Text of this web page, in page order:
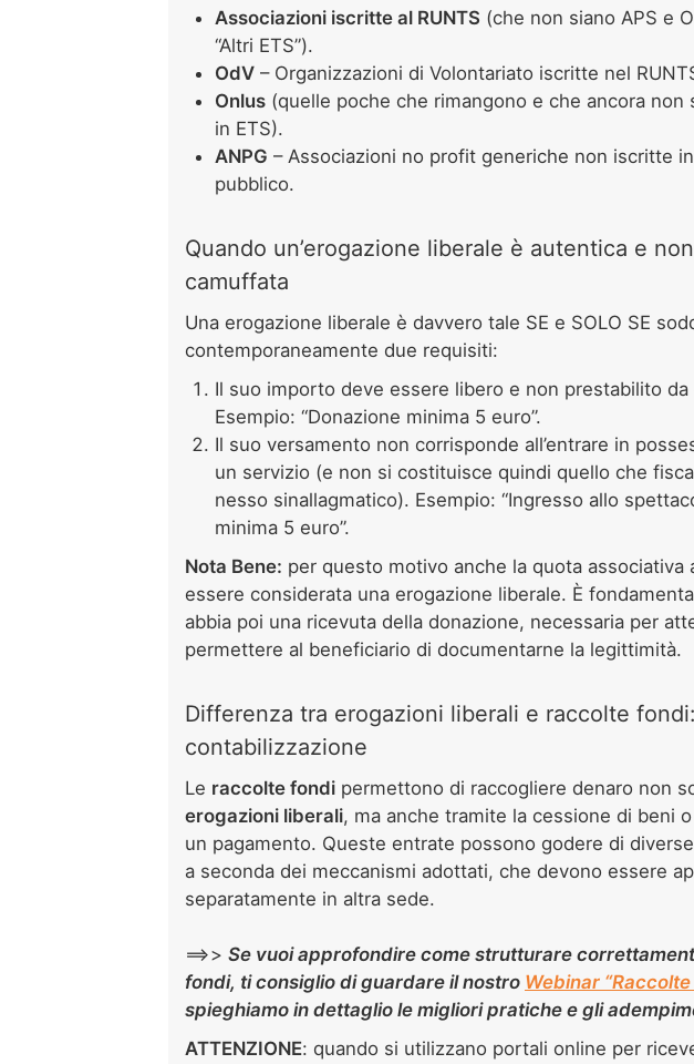
Associazioni iscritte al RUNTS (che non siano APS e
“Altri ETS”).
OdV – Organizzazioni di Volontariato iscritte nel
Onlus (quelle poche che rimangono e che ancora non
in ETS).
ANPG – Associazioni no profit generiche non iscritte
pubblico.
Quando un’erogazione liberale è autentica e
camuffata
Una erogazione liberale è davvero tale SE e SOLO SE
contemporaneamente due requisiti:
Il suo importo deve essere libero e non prestabilito da
Esempio: “Donazione minima 5 euro”.
Il suo versamento non corrisponde all’entrare in
un servizio (e non si costituisce quindi quello che
nesso sinallagmatico). Esempio: “Ingresso allo
minima 5 euro”.
Nota Bene: per questo motivo anche la quota associativa
essere considerata una erogazione liberale. È
abbia poi una ricevuta della donazione, necessaria per
permettere al beneficiario di documentarne la legittimità.
Differenza tra erogazioni liberali e raccolte
contabilizzazione
Le raccolte fondi permettono di raccogliere denaro non
erogazioni liberali, ma anche tramite la cessione di beni
un pagamento. Queste entrate possono godere di
a seconda dei meccanismi adottati, che devono essere
separatamente in altra sede.
==>> Se vuoi approfondire come strutturare
fondi, ti consiglio di guardare il nostro Webinar “Raccolte
spieghiamo in dettaglio le migliori pratiche e gli
ATTENZIONE: quando si utilizzano portali online per